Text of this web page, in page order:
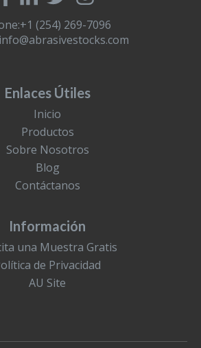
(254) 269-7096
info@abrasivestocks.com
Enlaces Útiles
Inicio
Productos
Sobre Nosotros
Blog
Contáctanos
Información
una Muestra Gratis
de Privacidad
AU Site